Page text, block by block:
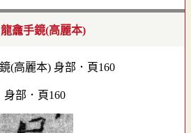
龍龕手鏡(高麗本)
身部．頁160